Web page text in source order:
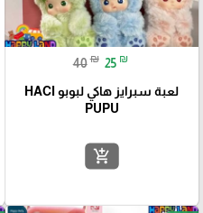
40 ₪ 25 ₪
لعبة سبرايز هاكي لبوبو HACI
PUPU
add_shopping_cart